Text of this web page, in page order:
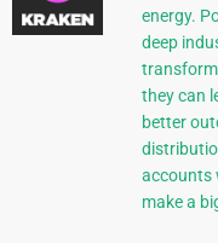
energy.
deep
they can
better
accounts
make a